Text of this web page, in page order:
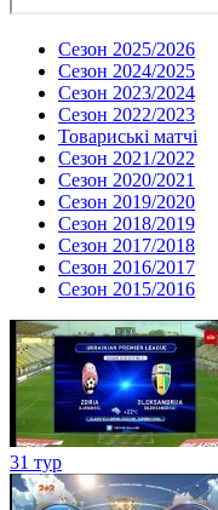
Сезон 2025/2026
Сезон 2024/2025
Сезон 2023/2024
Сезон 2022/2023
Товариські матчі
Сезон 2021/2022
Сезон 2020/2021
Сезон 2019/2020
Сезон 2018/2019
Сезон 2017/2018
Сезон 2016/2017
Сезон 2015/2016
31 тур